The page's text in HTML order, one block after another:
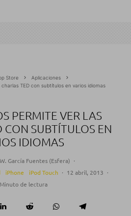
Store
Aplicaciones
charlas TED con subtítulos en varios idiomas
PERMITE VER LAS
CON SUBTÍTULOS EN
IDIOMAS
García Fuentes (Esfera) ·
iPhone iPod Touch · 12 abril, 2013 ·
de lectura